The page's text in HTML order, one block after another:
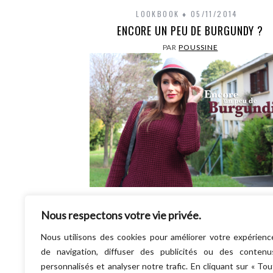
Nous respectons votre vie privée.
Nous utilisons des cookies pour améliorer votre
de navigation, diffuser des publicités ou des
personnalisés et analyser notre trafic. En cliquant sur «
LOOKBOOK 05/11/2014
ENCORE UN PEU DE BURGUNDY ?
PARPOUSSINE
On le porte avec du gris, du noir, du
LIRE LA SUITE